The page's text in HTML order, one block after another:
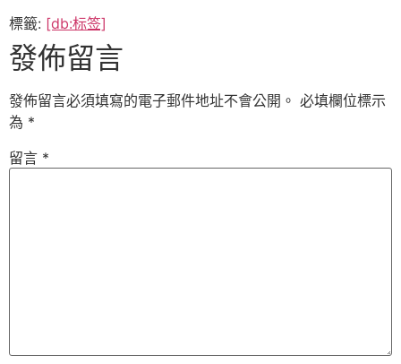
標籤: [db:标签]
發佈留言
發佈留言必須填寫的電子郵件地址不會公開。 必填欄位標示
為 *
留言 *